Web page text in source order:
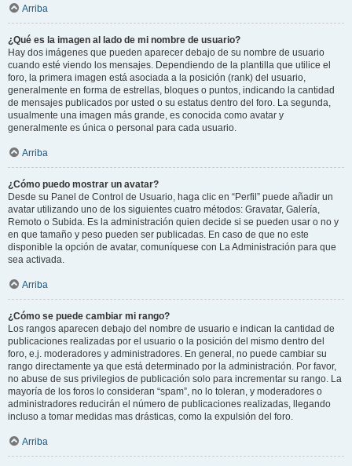
Arriba
¿Qué es la imagen al lado de mi nombre de usuario?
Hay dos imágenes que pueden aparecer debajo de su nombre de usuario
cuando esté viendo los mensajes. Dependiendo de la plantilla que utilice el
foro, la primera imagen está asociada a la posición (rank) del usuario,
generalmente en forma de estrellas, bloques o puntos, indicando la cantidad
de mensajes publicados por usted o su estatus dentro del foro. La segunda,
usualmente una imagen más grande, es conocida como avatar y
generalmente es única o personal para cada usuario.
Arriba
¿Cómo puedo mostrar un avatar?
Desde su Panel de Control de Usuario, haga clic en “Perfil” puede añadir un
avatar utilizando uno de los siguientes cuatro métodos: Gravatar, Galería,
Remoto o Subida. Es la administración quien decide si se pueden usar o no y
en que tamaño y peso pueden ser publicadas. En caso de que no este
disponible la opción de avatar, comuníquese con La Administración para que
sea activada.
Arriba
¿Cómo se puede cambiar mi rango?
Los rangos aparecen debajo del nombre de usuario e indican la cantidad de
publicaciones realizadas por el usuario o la posición del mismo dentro del
foro, e.j. moderadores y administradores. En general, no puede cambiar su
rango directamente ya que está determinado por la administración. Por favor,
no abuse de sus privilegios de publicación solo para incrementar su rango. La
mayoría de los foros lo consideran “spam”, no lo toleran, y moderadores o
administradores reducirán el número de publicaciones realizadas, llegando
incluso a tomar medidas mas drásticas, como la expulsión del foro.
Arriba